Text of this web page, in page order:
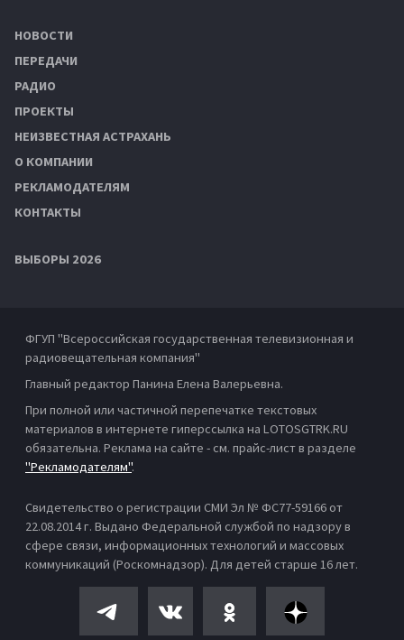
НОВОСТИ
ПЕРЕДАЧИ
РАДИО
ПРОЕКТЫ
НЕИЗВЕСТНАЯ АСТРАХАНЬ
О КОМПАНИИ
РЕКЛАМОДАТЕЛЯМ
КОНТАКТЫ
ВЫБОРЫ 2026
ФГУП "Всероссийская государственная телевизионная и
радиовещательная компания"
Главный редактор Панина Елена Валерьевна.
При полной или частичной перепечатке текстовых
материалов в интернете гиперссылка на LOTOSGTRK.RU
обязательна. Реклама на сайте - см. прайс-лист в разделе
"Рекламодателям".
Свидетельство о регистрации СМИ Эл № ФС77-59166 от
22.08.2014 г. Выдано Федеральной службой по надзору в
сфере связи, информационных технологий и массовых
коммуникаций (Роскомнадзор). Для детей старше 16 лет.